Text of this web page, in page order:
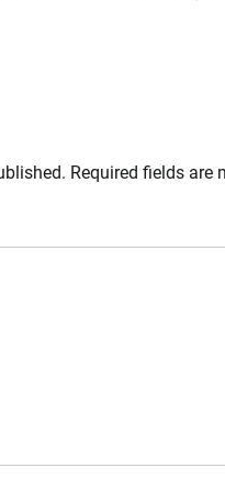
Required fields are